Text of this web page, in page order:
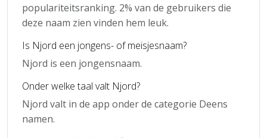
populariteitsranking. 2% van de gebruikers die
deze naam zien vinden hem leuk.
Is Njord een jongens- of meisjesnaam?
Njord is een jongensnaam.
Onder welke taal valt Njord?
Njord valt in de app onder de categorie Deens
namen.